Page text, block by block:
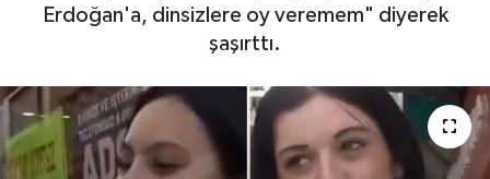
Erdoğan'a, dinsizlere oy veremem" diyerek
şaşırttı.